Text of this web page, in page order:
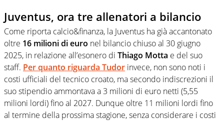
Juventus, ora tre allenatori a bilancio
Come riporta calcio&finanza, la Juventus ha già accantonato
oltre 16 milioni di euro nel bilancio chiuso al 30 giugno
2025, in relazione all’esonero di Thiago Motta e del suo
staff. Per quanto riguarda Tudor invece, non sono noti i
costi ufficiali del tecnico croato, ma secondo indiscrezioni il
suo stipendio ammontava a 3 milioni di euro netti (5,55
milioni lordi) fino al 2027. Dunque oltre 11 milioni lordi fino
al termine della prossima stagione, senza considerare i costi